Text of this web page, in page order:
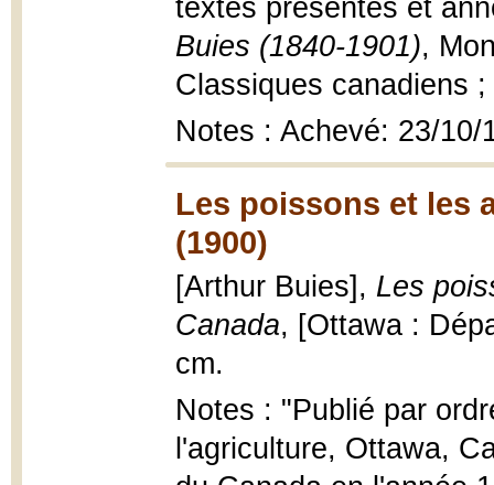
textes présentés et
Buies (1840-1901),
Classiques canadiens
Notes : Achevé: 23/10/
Les poissons et les
(1900)
[Arthur Buies], Les
Canada, [Ottawa :
cm.
Notes : "Publié par
l'agriculture, Ottawa,